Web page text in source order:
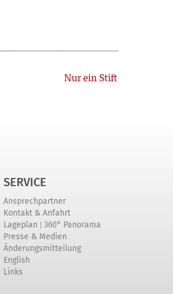
Nur ein StiftNächster
SERVICE
Ansprechpartner
Kontakt & Anfahrt
Lageplan | 360° Panorama
Presse & Medien
Änderungsmitteilung
English
Links